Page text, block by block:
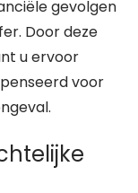
gevolgen
Door deze
u ervoor
voor